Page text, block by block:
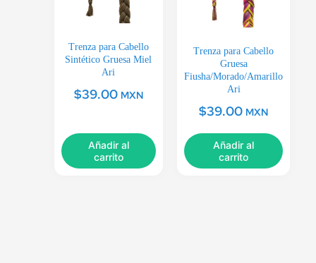
Trenza para Cabello
Sintético Gruesa Miel
Ari
$39.00 MXN
Añadir al
carrito
Trenza para Cabello
Gruesa
Fiusha/Morado/Amarillo
Ari
$39.00 MXN
Añadir al
carrito